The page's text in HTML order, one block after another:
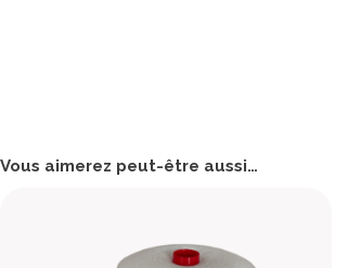
Vous aimerez peut-être aussi…